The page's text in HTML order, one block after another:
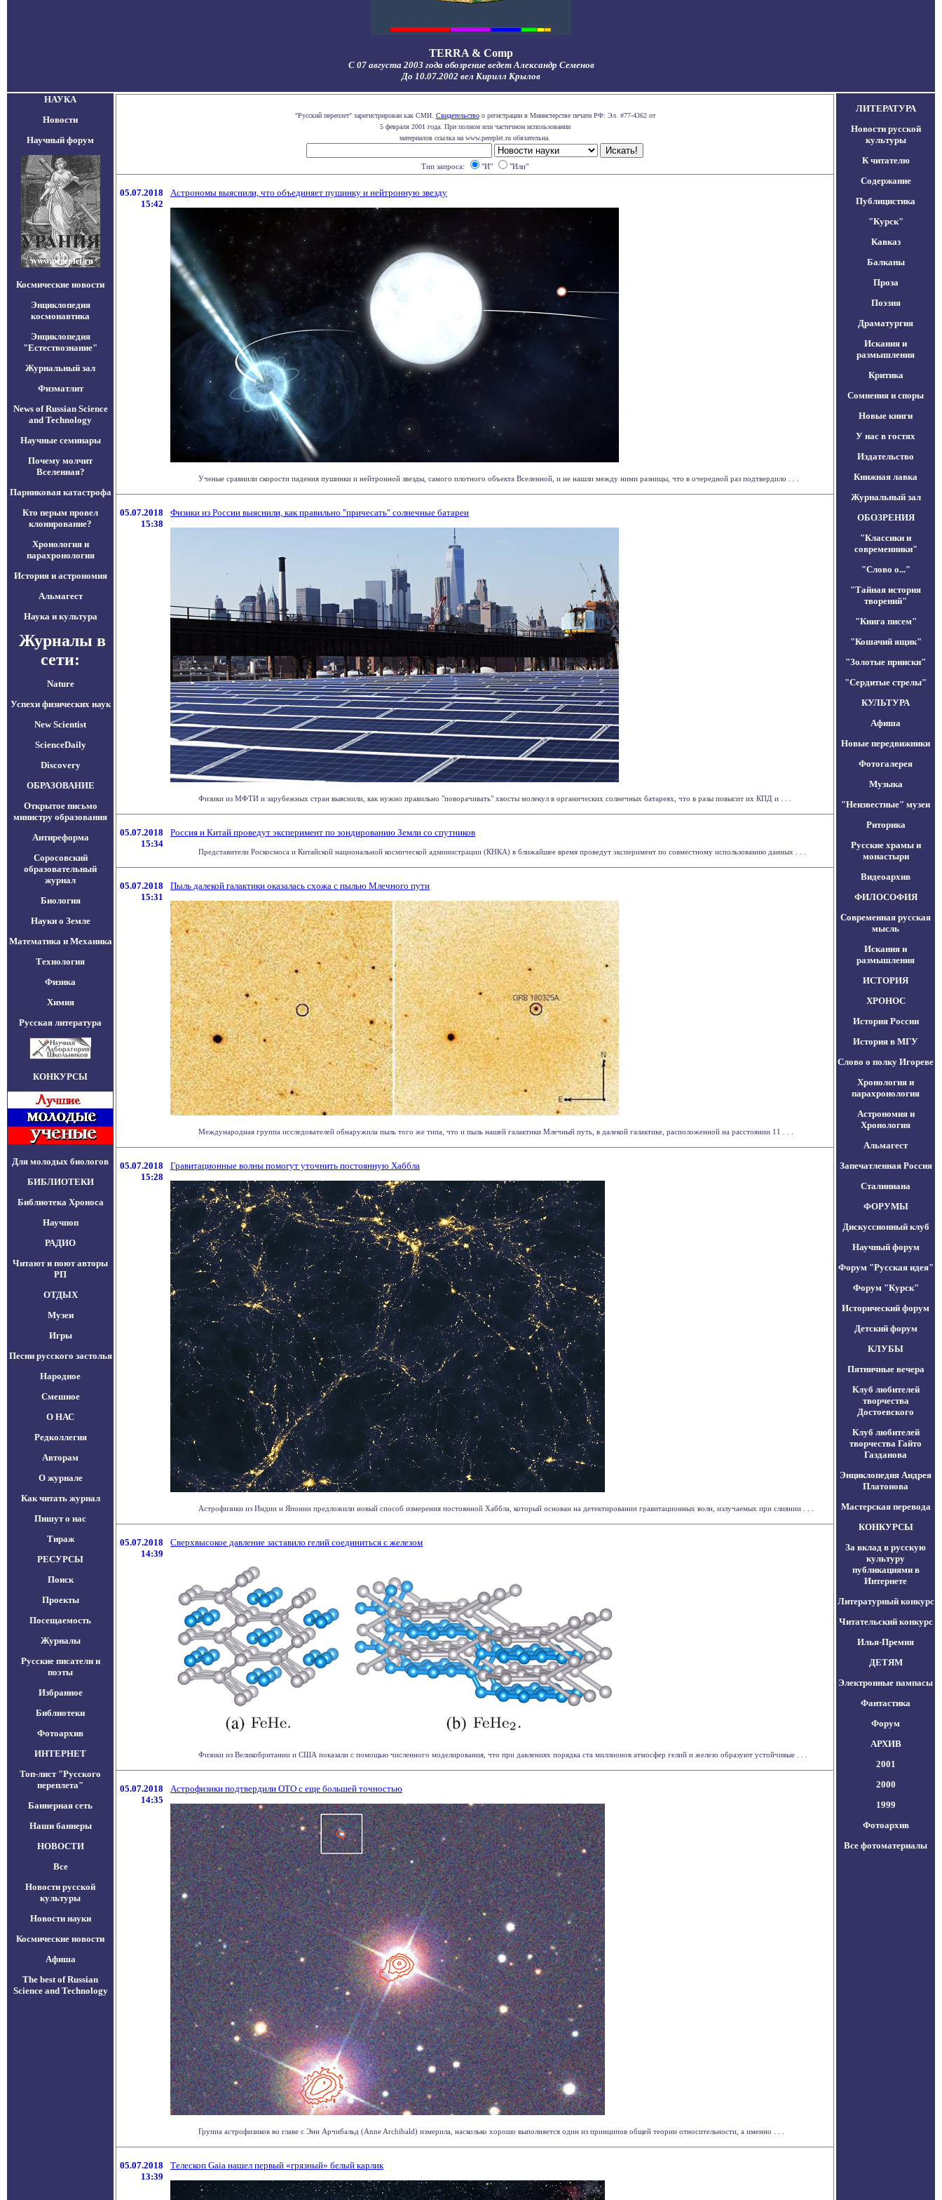
TERRA & Comp
С 07 августа 2003 года обозрение ведет Александр Семенов
До 10.07.2002 вел Кирилл Крылов
НАУКА
Новости
Научный форум
Космические новости
Энциклопедия
космонавтика
Энциклопедия
"Естествознание"
Журнальный зал
Физматлит
News of Russian Science
and Technology
Научные семинары
Почему молчит
Вселенная?
Парниковая катастрофа
Кто перым провел
клонирование?
Хронология и
парахронология
История и астрономия
Альмагест
Наука и культура
Журналы в
сети:
Nature
Успехи физических наук
New Scientist
ScienceDaily
Discovery
ОБРАЗОВАНИЕ
Открытое письмо
министру образования
Антиреформа
Соросовский
образовательный
журнал
Биология
Науки о Земле
Математика и Механика
Технология
Физика
Химия
Русская литература
КОНКУРСЫ
Для молодых биологов
БИБЛИОТЕКИ
Библиотека Хроноса
Научпоп
РАДИО
Читают и поют авторы
РП
ОТДЫХ
Музеи
Игры
Песни русского застолья
Народное
Смешное
О НАС
Редколлегия
Авторам
О журнале
Как читать журнал
Пишут о нас
Тираж
РЕСУРСЫ
Поиск
Проекты
Посещаемость
Журналы
Русские писатели и
поэты
Избранное
Библиотеки
Фотоархив
ИНТЕРНЕТ
Топ-лист "Русского
переплета"
Баннерная сеть
Наши баннеры
НОВОСТИ
Все
Новости русской
культуры
Новости науки
Космические новости
Афиша
The best of Russian
Science and Technology
"Русский переплет" зарегистрирован как СМИ. Свидетельствоо регистрации в Министерстве печати РФ: Эл. #77-4362 от
5 февраля 2001 года. При полном или частичном использовании
материалов ссылка на www.pereplet.ru обязательна.
Тип запроса: "И" "Или"
05.07.2018
15:42
Астрономы выяснили, что объединяет пушинку и нейтронную звезду
Ученые сравнили скорости падения пушинки и нейтронной звезды, самого плотного объекта Вселенной, и не нашли между ними разницы, что в очередной раз подтвердило . . .
05.07.2018
15:38
Физики из России выяснили, как правильно "причесать" солнечные батареи
Физики из МФТИ и зарубежных стран выяснили, как нужно правильно "поворачивать" хвосты молекул в органических солнечных батареях, что в разы повысит их КПД и . . .
05.07.2018
15:34
Россия и Китай проведут эксперимент по зондированию Земли со спутников
Представители Роскосмоса и Китайской национальной космической администрации (КНКА) в ближайшее время проведут эксперимент по совместному использованию данных . . .
05.07.2018
15:31
Пыль далекой галактики оказалась схожа с пылью Млечного пути
Международная группа исследователей обнаружила пыль того же типа, что и пыль нашей галактики Млечный путь, в далекой галактике, расположенной на расстоянии 11 . . .
05.07.2018
15:28
Гравитационные волны помогут уточнить постоянную Хаббла
Астрофизики из Индии и Японии предложили новый способ измерения постоянной Хаббла, который основан на детектировании гравитационных волн, излучаемых при слиянии . . .
05.07.2018
14:39
Сверхвысокое давление заставило гелий соединиться с железом
Физики из Великобритании и США показали с помощью численного моделирования, что при давлениях порядка ста миллионов атмосфер гелий и железо образуют устойчивые . . .
05.07.2018
14:35
Астрофизики подтвердили ОТО с еще большей точностью
Группа астрофизиков во главе с Энн Арчибальд (Anne Archibald) измерила, насколько хорошо выполняется один из принципов общей теории относительности, а именно . . .
05.07.2018
13:39
Телескоп Gaia нашел первый «грязный» белый карлик
ЛИТЕРАТУРА
Новости русской
культуры
К читателю
Содержание
Публицистика
"Курск"
Кавказ
Балканы
Проза
Поэзия
Драматургия
Искания и
размышления
Критика
Сомнения и споры
Новые книги
У нас в гостях
Издательство
Книжная лавка
Журнальный зал
ОБОЗРЕНИЯ
"Классики и
современники"
"Слово о..."
"Тайная история
творений"
"Книга писем"
"Кошачий ящик"
"Золотые прииски"
"Сердитые стрелы"
КУЛЬТУРА
Афиша
Новые передвижники
Фотогалерея
Музыка
"Неизвестные" музеи
Риторика
Русские храмы и
монастыри
Видеоархив
ФИЛОСОФИЯ
Современная русская
мысль
Искания и
размышления
ИСТОРИЯ
ХРОНОС
История России
История в МГУ
Слово о полку Игореве
Хронология и
парахронология
Астрономия и
Хронология
Альмагест
Запечатленная Россия
Сталиниана
ФОРУМЫ
Дискуссионный клуб
Научный форум
Форум "Русская идея"
Форум "Курск"
Исторический форум
Детский форум
КЛУБЫ
Пятничные вечера
Клуб любителей
творчества
Достоевского
Клуб любителей
творчества Гайто
Газданова
Энциклопедия Андрея
Платонова
Мастерская перевода
КОНКУРСЫ
За вклад в русскую
культуру
публикациями в
Интернете
Литературный конкурс
Читательский конкурс
Илья-Премия
ДЕТЯМ
Электронные пампасы
Фантастика
Форум
АРХИВ
2001
2000
1999
Фотоархив
Все фотоматериалы